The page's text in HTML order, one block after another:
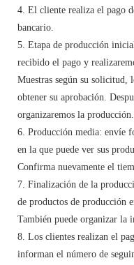
4. El cliente realiza el pago
bancario.
5. Etapa de producción
recibido el pago y
Muestras según su solicitud,
obtener su aprobación.
organizaremos la
6. Producción media: envíe
en la que puede ver sus
Confirma nuevamente el
7. Finalización de la
de productos de producción
También puede organizar la
8. Los clientes realizan el
informan el número de